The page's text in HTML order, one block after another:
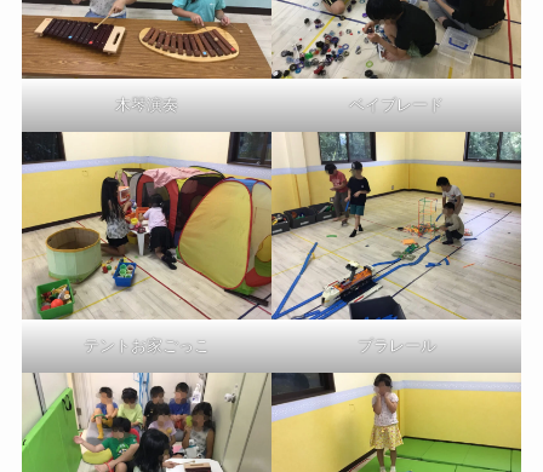
木琴演奏 ベイブレード
テントお家ごっこ プラレール